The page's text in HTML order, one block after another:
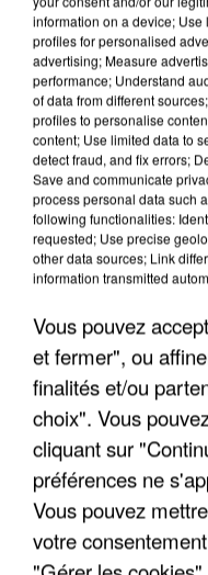
UN SECOND CADRE
information on a device;
profiles for personalised
advertising; Measure
performance; Understand
of data from different
profiles to personalise
content; Use limited data to
detect fraud, and fix errors;
Save and communicate
process personal data such
following functionalities:
requested; Use precise
other data sources; Link
information transmitted
Vous pouvez
et fermer", ou
finalités et/ou
choix". Vous
cliquant sur
préférences ne
Vous pouvez
votre